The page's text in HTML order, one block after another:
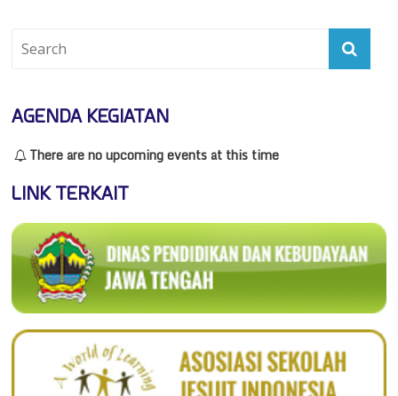
AGENDA KEGIATAN
There are no upcoming events at this time
LINK TERKAIT